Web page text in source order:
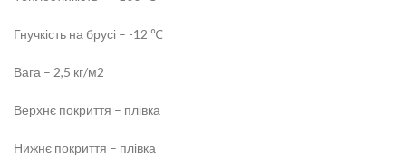
Гнучкість на брусі – -12 ℃
Вага – 2,5 кг/м2
Верхнє покриття – плівка
Нижнє покриття – плівка